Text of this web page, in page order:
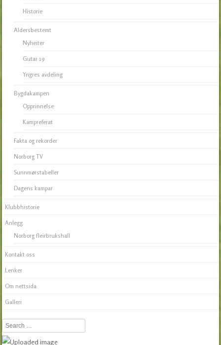
Historie
Aldersbestemt
Nyheiter
Gutar 19
Yngres avdeling
Bygdakampen
Opprinnelse
Kampreferat
Fakta og rekorder
Norborg TV
Sunnmørstabeller
Dagens kampar
Klubbhistorie
Anlegg
Norborg fleirbrukshall
Kontakt oss
Lenker
Om nettsida
Galleri
Search